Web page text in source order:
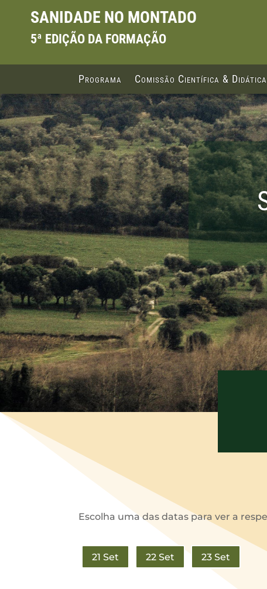
SANIDADE NO MONTADO
5ª EDIÇÃO DA FORMAÇÃO
Programa Comissão Científica & Didática
Escolha uma das datas para ver a
21 Set 22 Set 23 Set